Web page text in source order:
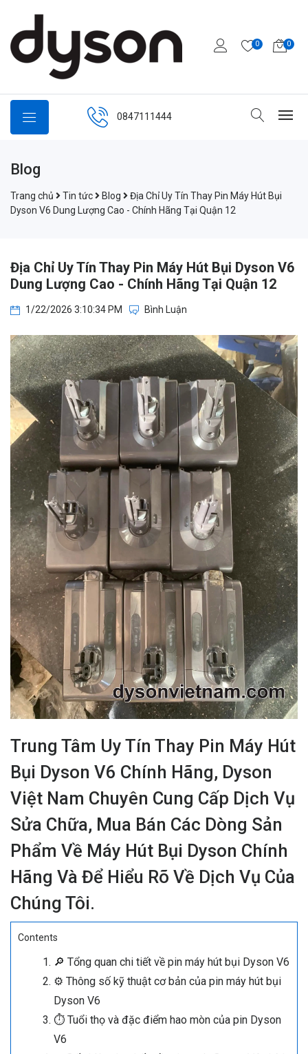
0 0
0847111444
Blog
Trang chủ Tin tức Blog
Địa Chỉ Uy Tín Thay Pin Máy Hút Bụi
Dyson V6 Dung Lượng Cao - Chính Hãng Tại Quận 12
Địa Chỉ Uy Tín Thay Pin Máy Hút Bụi Dyson V6
Dung Lượng Cao - Chính Hãng Tại Quận 12
1/22/2026 3:10:34 PM Bình Luận
Trung Tâm Uy Tín Thay Pin Máy Hút
Bụi Dyson V6 Chính Hãng, Dyson
Việt Nam Chuyên Cung Cấp Dịch Vụ
Sửa Chữa, Mua Bán Các Dòng Sản
Phẩm Về Máy Hút Bụi Dyson Chính
Hãng Và Để Hiểu Rõ Về Dịch Vụ Của
Chúng Tôi.
Contents
🔎 Tổng quan chi tiết về pin máy hút bụi Dyson V6
⚙️ Thông số kỹ thuật cơ bản của pin máy hút bụi
Dyson V6
⏱ Tuổi thọ và đặc điểm hao mòn của pin Dyson
V6